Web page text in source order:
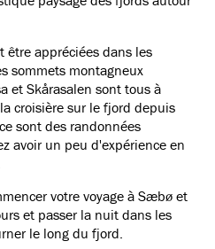
être appréciées dans les
sommets montagneux
et Skårasalen sont tous à
croisière sur le fjord depuis
sont des randonnées
avoir un peu d'expérience en
votre voyage à Sæbø et
et passer la nuit dans les
le long du fjord.